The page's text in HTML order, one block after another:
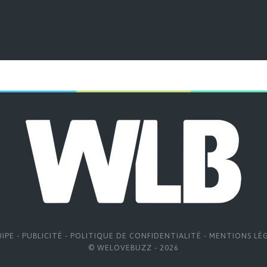
- PUBLICITÉ - POLITIQUE DE CONFIDENTIALITÉ - MENTIONS
© WELOVEBUZZ - 2026